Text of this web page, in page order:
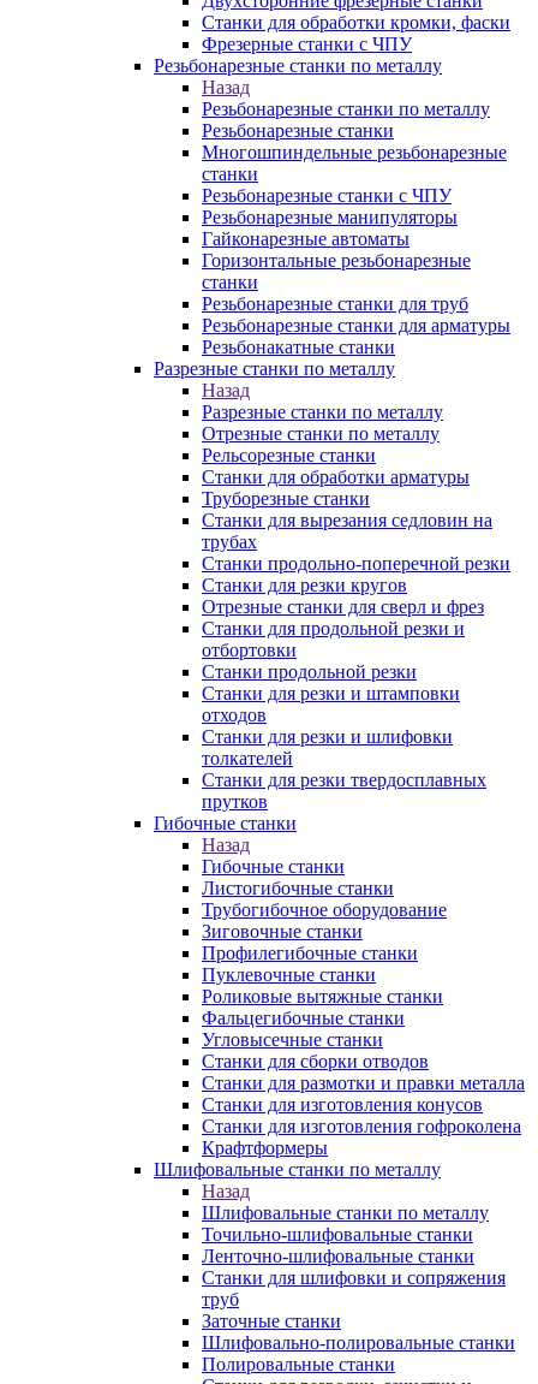
Станки для обработки кромки, фаски
Фрезерные станки с ЧПУ
Резьбонарезные станки по металлу
Назад
Резьбонарезные станки по металлу
Резьбонарезные станки
Многошпиндельные резьбонарезные
станки
Резьбонарезные станки с ЧПУ
Резьбонарезные манипуляторы
Гайконарезные автоматы
Горизонтальные резьбонарезные
станки
Резьбонарезные станки для труб
Резьбонарезные станки для арматуры
Резьбонакатные станки
Разрезные станки по металлу
Назад
Разрезные станки по металлу
Отрезные станки по металлу
Рельсорезные станки
Станки для обработки арматуры
Труборезные станки
Станки для вырезания седловин на
трубаx
Станки продольно-поперечной резки
Станки для резки кругов
Отрезные станки для сверл и фрез
Станки для продольной резки и
отбортовки
Станки продольной резки
Станки для резки и штамповки
отходов
Станки для резки и шлифовки
толкателей
Станки для резки твердосплавных
прутков
Гибочные станки
Назад
Гибочные станки
Листогибочные станки
Трубогибочное оборудование
Зиговочные станки
Профилегибочные станки
Пуклевочные станки
Роликовые вытяжные станки
Фальцегибочные станки
Угловысечные станки
Станки для сборки отводов
Станки для размотки и правки металла
Станки для изготовления конусов
Станки для изготовления гофроколена
Крафтформеры
Шлифовальные станки по металлу
Назад
Шлифовальные станки по металлу
Точильно-шлифовальные станки
Ленточно-шлифовальные станки
Станки для шлифовки и сопряжения
труб
Заточные станки
Шлифовально-полировальные станки
Полировальные станки